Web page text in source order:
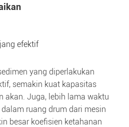
efektif
yang diperlakukan
semakin kuat kapasitas
akan. Juga, lebih lama waktu
ruang drum dari mesin
besar koefisien ketahanan